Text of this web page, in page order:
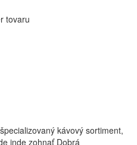
tovaru
kávový sortiment,
inde zohnať Dobrá